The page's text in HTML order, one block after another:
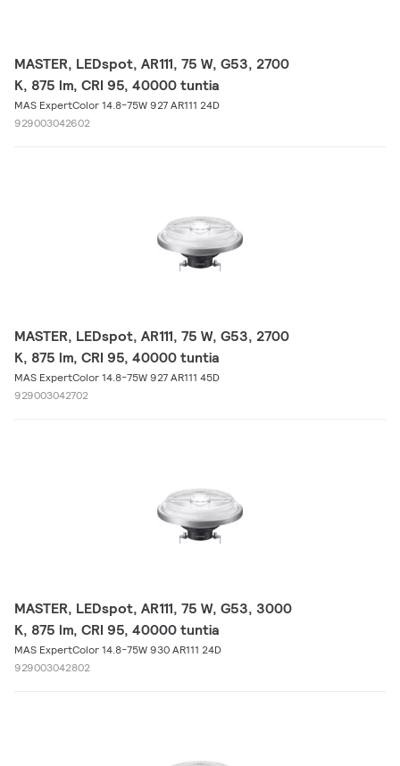
MASTER, LEDspot, AR111, 75 W, G53, 2700
K, 875 lm, CRI 95, 40000 tuntia
MAS ExpertColor 14.8-75W 927 AR111 24D
929003042602
MASTER, LEDspot, AR111, 75 W, G53, 2700
K, 875 lm, CRI 95, 40000 tuntia
MAS ExpertColor 14.8-75W 927 AR111 45D
929003042702
MASTER, LEDspot, AR111, 75 W, G53, 3000
K, 875 lm, CRI 95, 40000 tuntia
MAS ExpertColor 14.8-75W 930 AR111 24D
929003042802